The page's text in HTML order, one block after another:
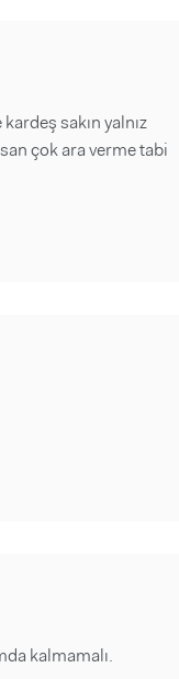
sakın yalnız
çok ara verme tabi
kalmamalı.